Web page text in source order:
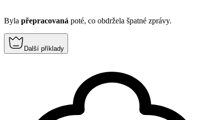
Byla přepracovaná poté, co obdržela špatné zprávy.
Další příklady